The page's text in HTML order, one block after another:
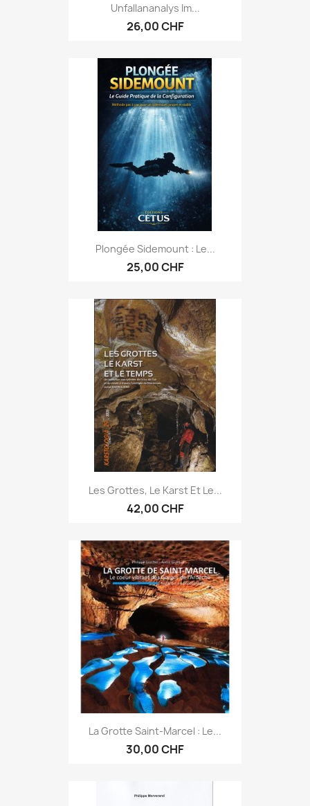
Unfallananalys Im...
26,00 CHF
Plongée Sidemount : Le...
25,00 CHF
Les Grottes, Le Karst Et Le...
42,00 CHF
La Grotte Saint-Marcel : Le...
30,00 CHF